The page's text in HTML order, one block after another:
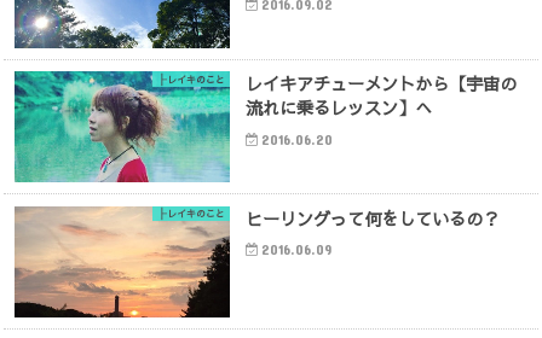
2016.09.02
├レイキのこと
レイキアチューメントから【宇宙の
流れに乗るレッスン】へ
2016.06.20
├レイキのこと ヒーリングって何をしているの？
2016.06.09